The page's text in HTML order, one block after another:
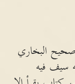
في صحيح البخاري
سيف فيه